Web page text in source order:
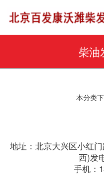
柴油
本分类
地址：北京大兴区小红
西)发
手机：